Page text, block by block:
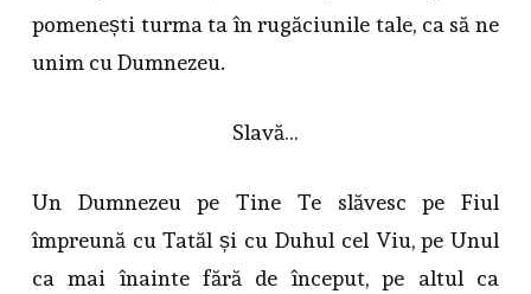
pomenești turma ta în rugăciunile tale, ca să ne
unim cu Dumnezeu.
Slavă…
Un Dumnezeu pe Tine Te slăvesc pe Fiul
împreună cu Tatăl și cu Duhul cel Viu, pe Unul
ca mai înainte fără de început, pe altul ca